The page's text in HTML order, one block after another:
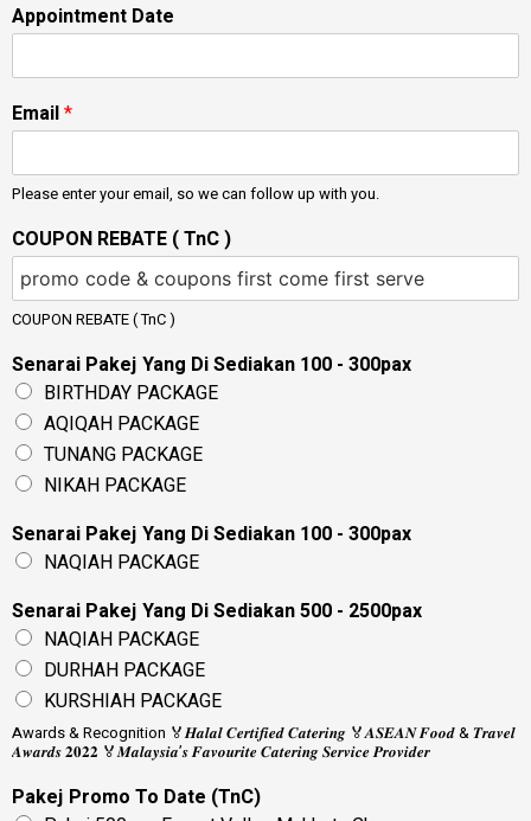
Appointment Date
Email*
Please enter your email, so we can follow up with you.
COUPON REBATE ( TnC )
COUPON REBATE ( TnC )
Senarai Pakej Yang Di Sediakan 100 - 300pax
BIRTHDAY PACKAGE
AQIQAH PACKAGE
TUNANG PACKAGE
NIKAH PACKAGE
Senarai Pakej Yang Di Sediakan 100 - 300pax
NAQIAH PACKAGE
Senarai Pakej Yang Di Sediakan 500 - 2500pax
NAQIAH PACKAGE
DURHAH PACKAGE
KURSHIAH PACKAGE
Awards & Recognition 🏅𝑯𝒂𝒍𝒂𝒍 𝑪𝒆𝒓𝒕𝒊𝒇𝒊𝒆𝒅 𝑪𝒂𝒕𝒆𝒓𝒊𝒏𝒈 🏅𝑨𝑺𝑬𝑨𝑵 𝑭𝒐𝒐𝒅 & 𝑻𝒓𝒂𝒗𝒆𝒍
𝑨𝒘𝒂𝒓𝒅𝒔 𝟐𝟎𝟐𝟐 🏅𝑴𝒂𝒍𝒂𝒚𝒔𝒊𝒂’𝒔 𝑭𝒂𝒗𝒐𝒖𝒓𝒊𝒕𝒆 𝑪𝒂𝒕𝒆𝒓𝒊𝒏𝒈 𝑺𝒆𝒓𝒗𝒊𝒄𝒆 𝑷𝒓𝒐𝒗𝒊𝒅𝒆𝒓
Pakej Promo To Date (TnC)